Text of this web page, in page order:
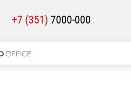
+7 (351) 7000-000